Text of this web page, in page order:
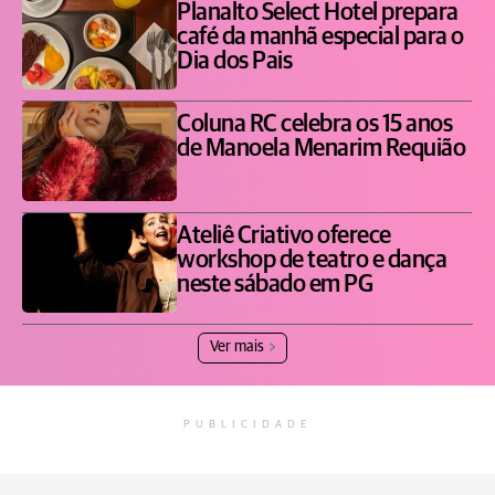
Planalto Select Hotel prepara
café da manhã especial para o
Dia dos Pais
Coluna RC celebra os 15 anos
de Manoela Menarim Requião
Ateliê Criativo oferece
workshop de teatro e dança
neste sábado em PG
Ver mais
PUBLICIDADE